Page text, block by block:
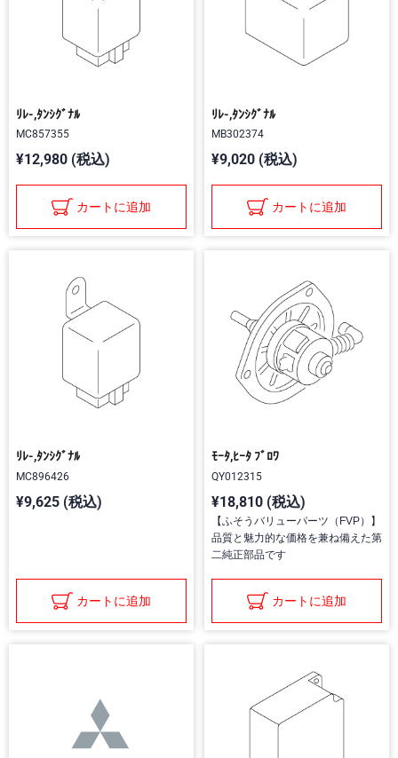
ﾘﾚ-,ﾀﾝｼｸﾞﾅﾙ
MC857355
¥12,980 (税込)
カートに追加
ﾘﾚ-,ﾀﾝｼｸﾞﾅﾙ
MB302374
¥9,020 (税込)
カートに追加
ﾘﾚ-,ﾀﾝｼｸﾞﾅﾙ
MC896426
¥9,625 (税込)
カートに追加
ﾓｰﾀ,ﾋｰﾀ ﾌﾞﾛﾜ
QY012315
¥18,810 (税込)
【ふそうバリューパーツ（FVP）】
品質と魅力的な価格を兼ね備えた第
二純正部品です
カートに追加